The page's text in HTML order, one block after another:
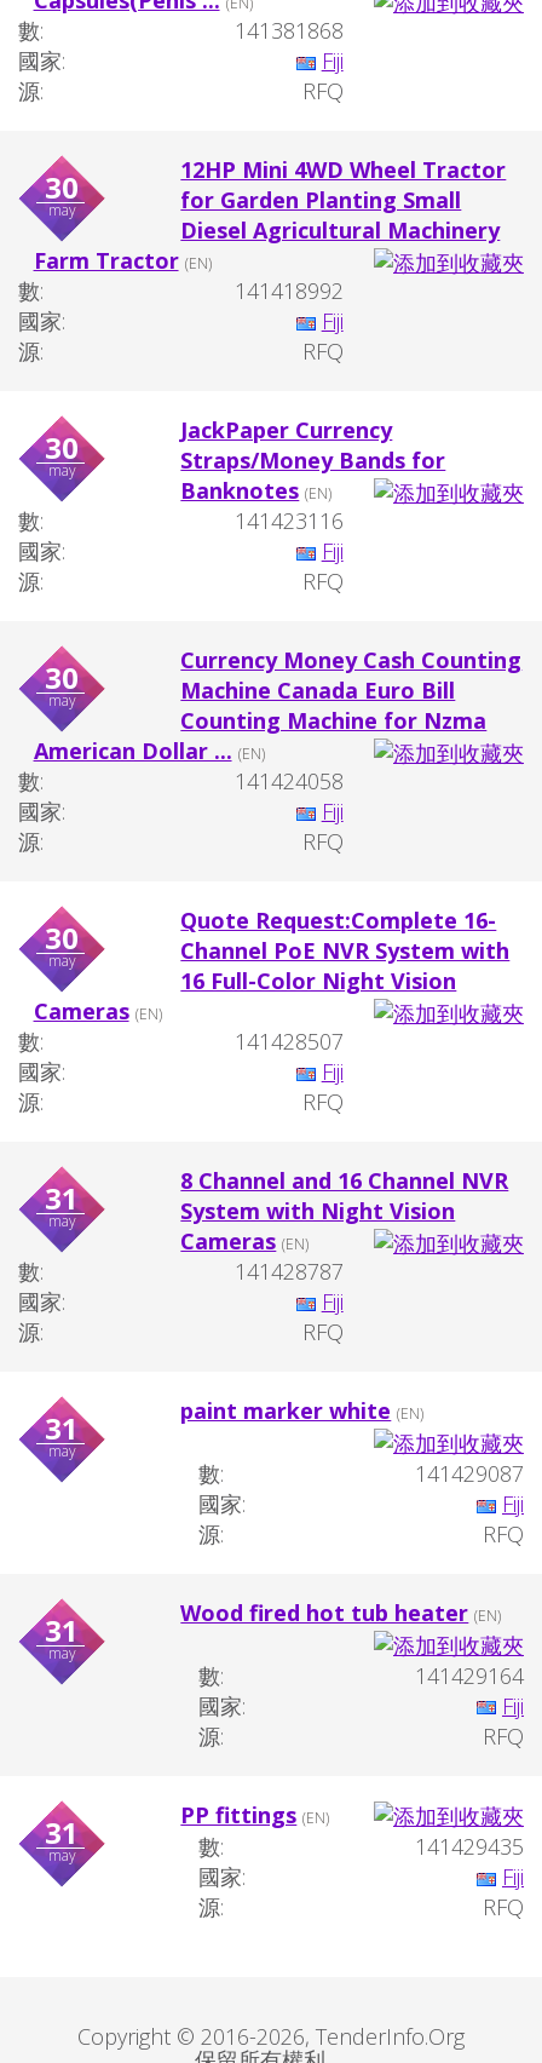
數:
141381868
國家:
Fiji
源:
RFQ
30
may
12HP Mini 4WD Wheel Tractor
for Garden Planting Small
Diesel Agricultural Machinery
Farm Tractor (EN)
數:
141418992
國家:
Fiji
源:
RFQ
30
may
JackPaper Currency
Straps/Money Bands for
Banknotes (EN)
數:
141423116
國家:
Fiji
源:
RFQ
30
may
Currency Money Cash Counting
Machine Canada Euro Bill
Counting Machine for Nzma
American Dollar ... (EN)
數:
141424058
國家:
Fiji
源:
RFQ
30
may
Quote Request:Complete 16-
Channel PoE NVR System with
16 Full-Color Night Vision
Cameras (EN)
數:
141428507
國家:
Fiji
源:
RFQ
31
may
8 Channel and 16 Channel NVR
System with Night Vision
Cameras (EN)
數:
141428787
國家:
Fiji
源:
RFQ
31
may
paint marker white (EN)
數:
141429087
國家:
Fiji
源:
RFQ
31
may
Wood fired hot tub heater (EN)
數:
141429164
國家:
Fiji
源:
RFQ
31
may
PP fittings (EN)
數:
141429435
國家:
Fiji
源:
RFQ
Copyright © 2016-2026, TenderInfo.Org